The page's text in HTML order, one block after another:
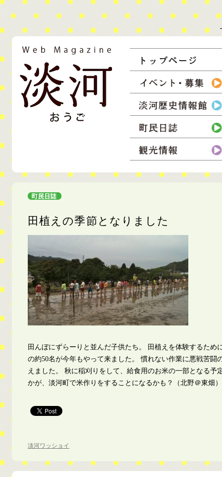
ウェブマガジン淡河
淡河町の情報を住民達が収集し、発信。生活者の息づかいを伝えるウェ
コンテンツ
田植えの季節となりました
田んぼにずらーりと並んだ子供たち。 田植えを体験するため
の約50名が今年もやって来ました。 慣れない作業に悪戦苦闘
えました。 秋に稲刈りをして、給食用のお米の一部となる予
かが、淡河町で米作りをすることになるかも？（北野＠東畑）
淡河ワッショイ